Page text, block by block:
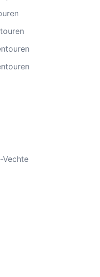
Vechte